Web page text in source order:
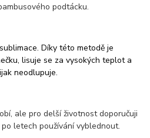
podtácku.
Díky této metodě je
lisuje se za vysokých teplot a
neodlupuje.
ale pro delší životnost doporučuji
letech používání vyblednout.